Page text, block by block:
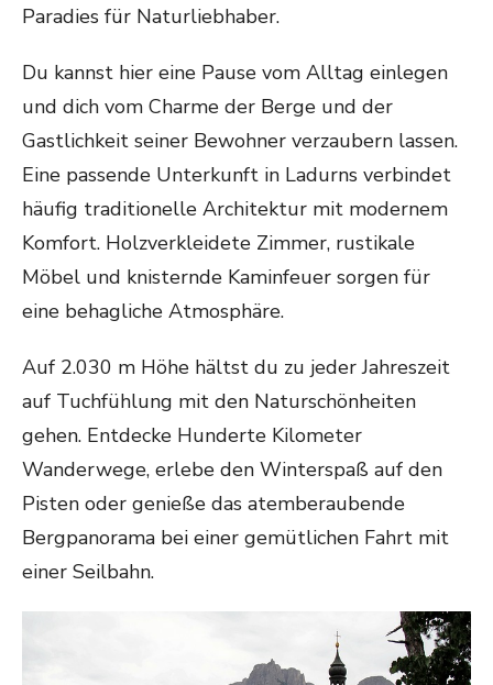
Paradies für Naturliebhaber.
Du kannst hier eine Pause vom Alltag einlegen
und dich vom Charme der Berge und der
Gastlichkeit seiner Bewohner verzaubern lassen.
Eine passende Unterkunft in Ladurns verbindet
häufig traditionelle Architektur mit modernem
Komfort. Holzverkleidete Zimmer, rustikale
Möbel und knisternde Kaminfeuer sorgen für
eine behagliche Atmosphäre.
Auf 2.030 m Höhe hältst du zu jeder Jahreszeit
auf Tuchfühlung mit den Naturschönheiten
gehen. Entdecke Hunderte Kilometer
Wanderwege, erlebe den Winterspaß auf den
Pisten oder genieße das atemberaubende
Bergpanorama bei einer gemütlichen Fahrt mit
einer Seilbahn.